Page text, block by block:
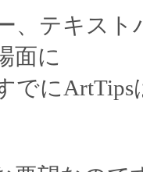
、テキス
面に
でに